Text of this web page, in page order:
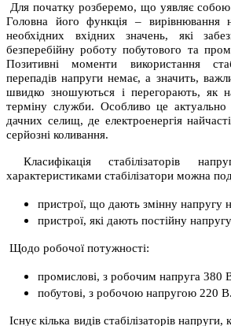
Для початку розберемо, що уявляє собою
Головна його функція – вирівнювання
необхідних вхідних значень, які
безперебійну роботу побутового та
Позитивні моменти використання
перепадів напруги немає, а значить,
швидко зношуються і перегорають, як
терміну служби. Особливо це актуально
дачних селищ, де електроенергія
серйозні коливання.
Класифікація стабілізаторів
характеристиками стабілізатори можна
пристрої, що дають змінну напругу
пристрої, які дають постійну
Щодо робочої потужності:
промислові, з робочим напруга 380
побутові, з робочою напругою 220 В.
Існує кілька видів стабілізаторів